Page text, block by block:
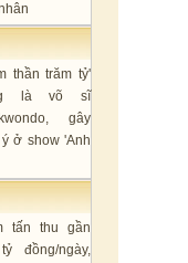
thần trăm tỷ'
là võ sĩ
gây
ở show 'Anh
tấn thu gần
đồng/ngày,